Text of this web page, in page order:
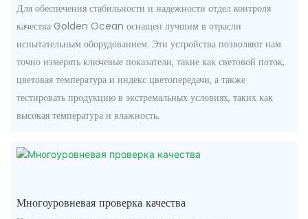
Для обеспечения стабильности и надежности отдел контроля
качества Golden Ocean оснащен лучшим в отрасли
испытательным оборудованием. Эти устройства позволяют нам
точно измерять ключевые показатели, такие как световой поток,
цветовая температура и индекс цветопередачи, а также
тестировать продукцию в экстремальных условиях, таких как
высокая температура и влажность.
Многоуровневая проверка качества